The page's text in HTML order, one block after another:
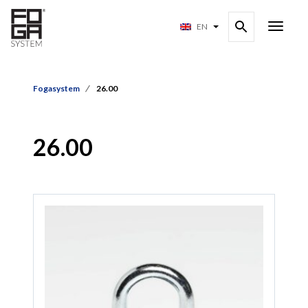
EN
Fogasystem 26.00
26.00